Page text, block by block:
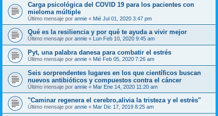
Carga psicológica del COVID 19 para los pacientes con
mieloma múltiple
Último mensaje por annie « Mié Jul 01, 2020 3:47 pm
Qué es la resiliencia y por qué te ayuda a vivir mejor
Último mensaje por annie « Lun Feb 10, 2020 9:45 am
Pyt, una palabra danesa para combatir el estrés
Último mensaje por annie « Mié Feb 05, 2020 7:26 am
Seis sorprendentes lugares en los que científicos buscan
nuevos antibióticos y compuestos contra el cáncer
Último mensaje por annie « Mar Ene 14, 2020 11:20 am
"Caminar regenera el cerebro,alivia la tristeza y el estrès"
Último mensaje por annie « Mar Dic 17, 2019 8:25 am